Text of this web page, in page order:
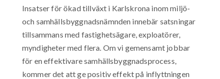
Insatser för ökad tillväxt i Karlskrona inom miljö-
och samhällsbyggnadsnämnden innebär satsningar
tillsammans med fastighetsägare, exploatörer,
myndigheter med flera. Om vi gemensamt jobbar
för en effektivare samhällsbyggnadsprocess,
kommer det att ge positiv effekt på inflyttningen